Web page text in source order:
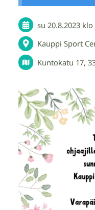
su 20.8.2023 klo
Kauppi Sport
Kuntokatu 17,